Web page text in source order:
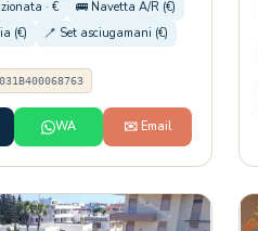
· €
🚌 Navetta A/R (€)
(€)
🪥 Set asciugamani (€)
WA ✉️ Email